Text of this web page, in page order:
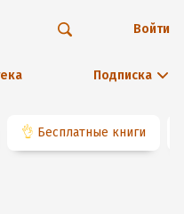
Подписка
Войти
👌 Бесплатные книги